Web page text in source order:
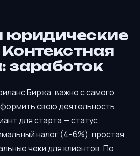
юридические
заработок
Биржа, важно с самого
свою деятельность.
для старта — статус
налог (4–6%), простая
чеки для клиентов. По